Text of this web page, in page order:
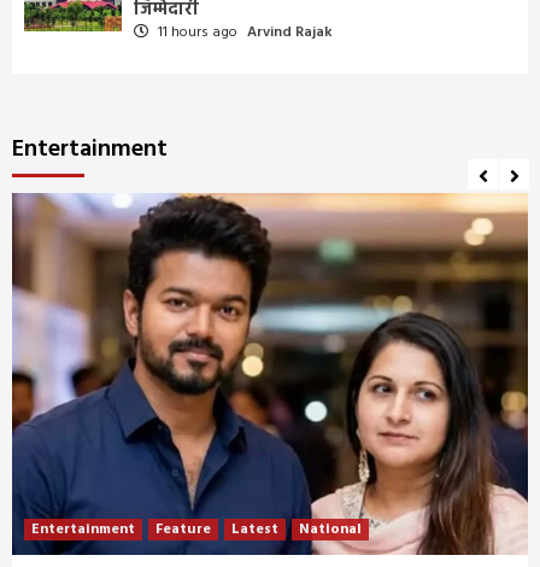
जिम्मेदारी
11 hours ago Arvind Rajak
Entertainment
Entertainment Feature Latest National